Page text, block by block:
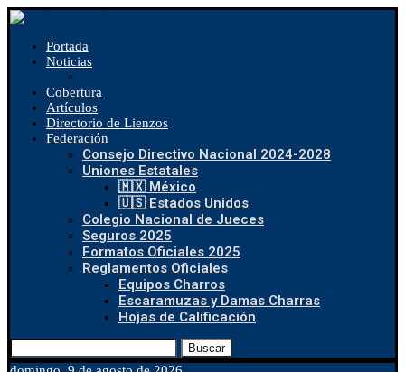
Portada
Noticias
Cobertura
Artículos
Directorio de Lienzos
Federación
Consejo Directivo Nacional 2024-2028
Uniones Estatales
🇲🇽 México
🇺🇸 Estados Unidos
Colegio Nacional de Jueces
Seguros 2025
Formatos Oficiales 2025
Reglamentos Oficiales
Equipos Charros
Escaramuzas y Damas Charras
Hojas de Calificación
Buscar